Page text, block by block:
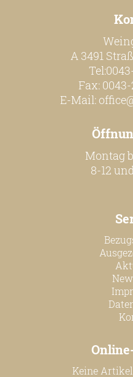
Säfte &
A 3491
Fax:
E-Mail:
Montag
8-12
Keine